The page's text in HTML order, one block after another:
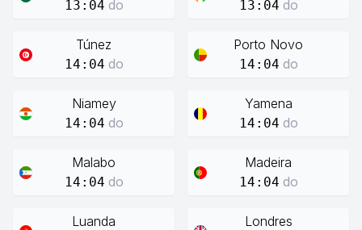
13:04 do 13:04 do
Túnez
14:04 do
Porto Novo
14:04 do
Niamey
14:04 do
Yamena
14:04 do
Malabo
14:04 do
Madeira
14:04 do
Luanda Londres